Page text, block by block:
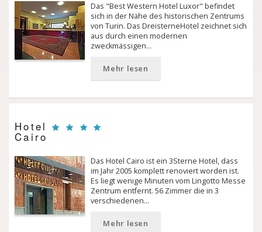
Das "Best Western Hotel Luxor" befindet
sich in der Nähe des historischen Zentrums
von Turin. Das Dreisterne­Hotel zeichnet sich
aus durch einen modernen
zweckmässigen…
Mehr lesen
Hotel
Cairo
Das Hotel Cairo ist ein 3­Sterne Hotel, dass
im Jahr 2005 komplett renoviert worden ist.
Es liegt wenige Minuten vom Lingotto Messe
Zentrum entfernt. 56 Zimmer die in 3
verschiedenen…
Mehr lesen